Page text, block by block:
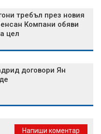
требъл през новия
Компани обяви
цел
договори Ян
Напиши коментар